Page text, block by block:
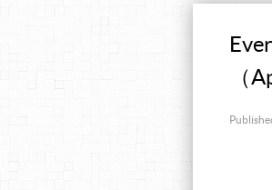
（